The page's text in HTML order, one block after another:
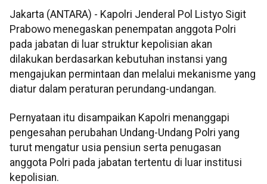
Jakarta (ANTARA) - Kapolri Jenderal Pol Listyo Sigit
Prabowo menegaskan penempatan anggota Polri
pada jabatan di luar struktur kepolisian akan
dilakukan berdasarkan kebutuhan instansi yang
mengajukan permintaan dan melalui mekanisme yang
diatur dalam peraturan perundang-undangan.
Pernyataan itu disampaikan Kapolri menanggapi
pengesahan perubahan Undang-Undang Polri yang
turut mengatur usia pensiun serta penugasan
anggota Polri pada jabatan tertentu di luar institusi
kepolisian.